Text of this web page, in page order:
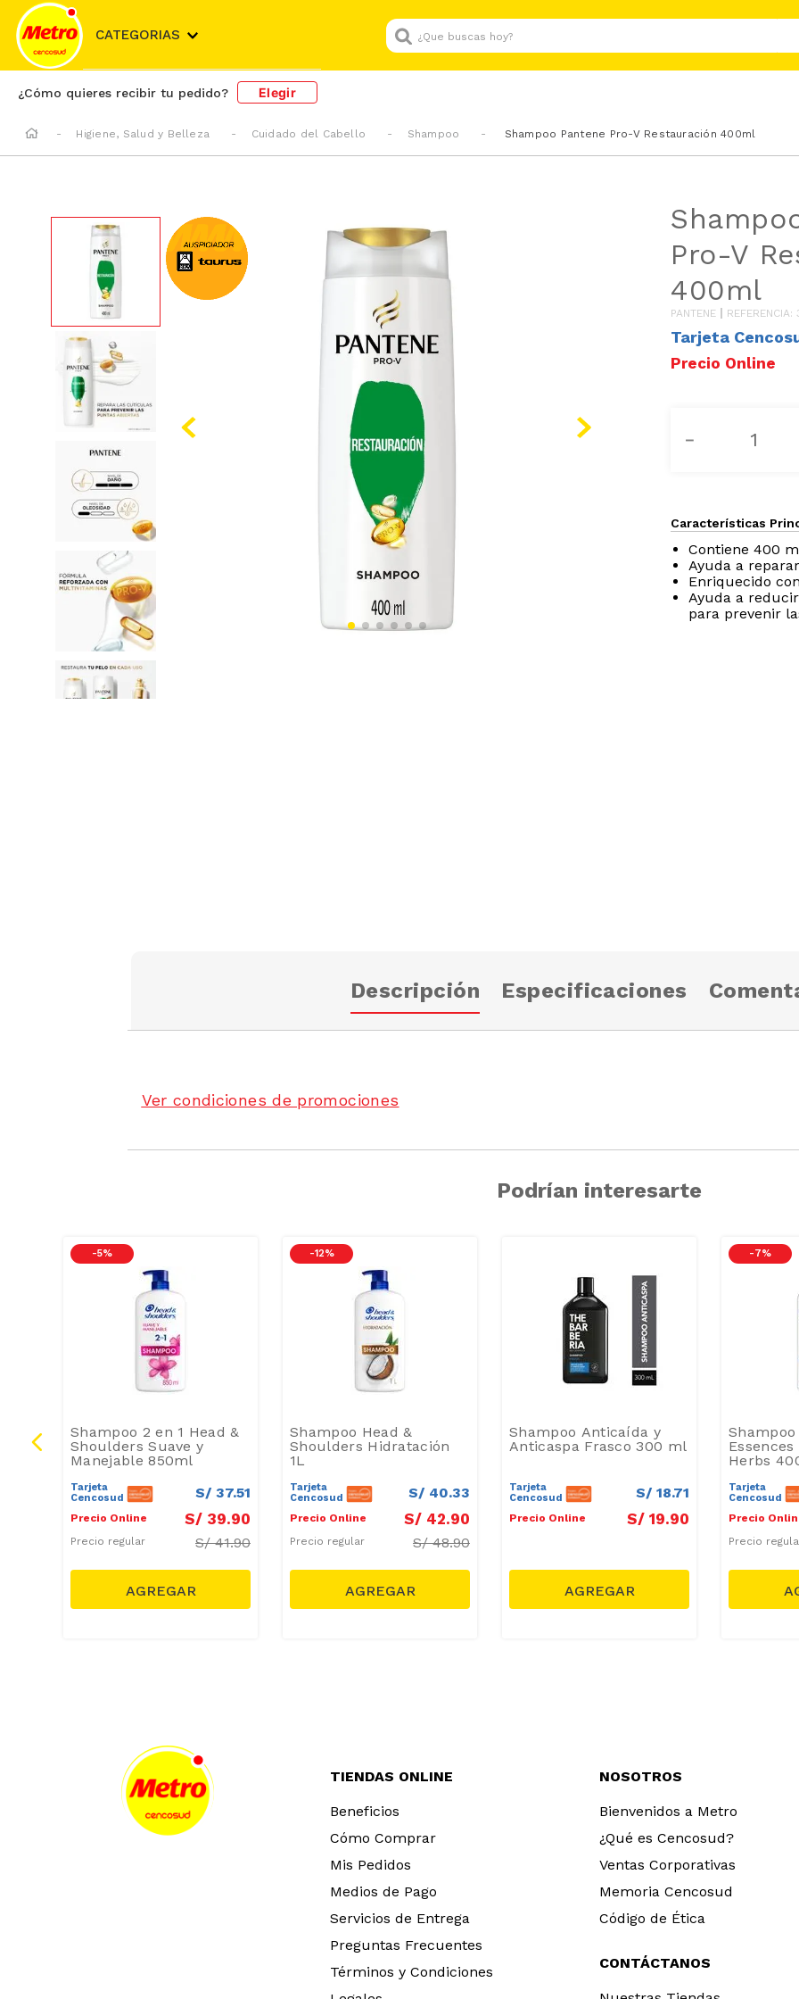
CATEGORIAS
¿Que buscas hoy?
¿Cómo quieres recibir tu pedido? Elegir
Higiene, Salud y Belleza Cuidado del Cabello Shampoo Shampoo Pantene Pro-V Restauración 400ml
Pro-V
400ml
PANTENE REFERENCIA:
Tarjeta
－
Características
Contiene 400
Ayuda a
Enriquecido
Ayuda a
para prevenir
Descripción Especificaciones
Ver condiciones de promociones
Podrían interesarte
-5 %
Shampoo 2 en 1 Head &
Shoulders Suave y
Manejable 850ml
Tarjeta
Cencosud
S/ 37.51
Precio Online S/ 39.90
Precio regular S/41.90
-12 %
Shampoo Head &
Shoulders Hidratación
1L
Tarjeta
Cencosud
S/ 40.33
Precio Online S/ 42.90
Precio regular S/48.90
Shampoo Anticaída y
Anticaspa Frasco 300 ml
Tarjeta
Cencosud
S/ 18.71
Precio Online S/ 19.90
-7 %
Herbs
Tarjeta
Cencosud
Precio
Precio
TIENDAS ONLINE
Beneficios
Cómo Comprar
Mis Pedidos
Medios de Pago
Servicios de Entrega
Preguntas Frecuentes
Términos y Condiciones
NOSOTROS
Bienvenidos a Metro
¿Qué es Cencosud?
Ventas Corporativas
Memoria Cencosud
Código de Ética
CONTÁCTANOS